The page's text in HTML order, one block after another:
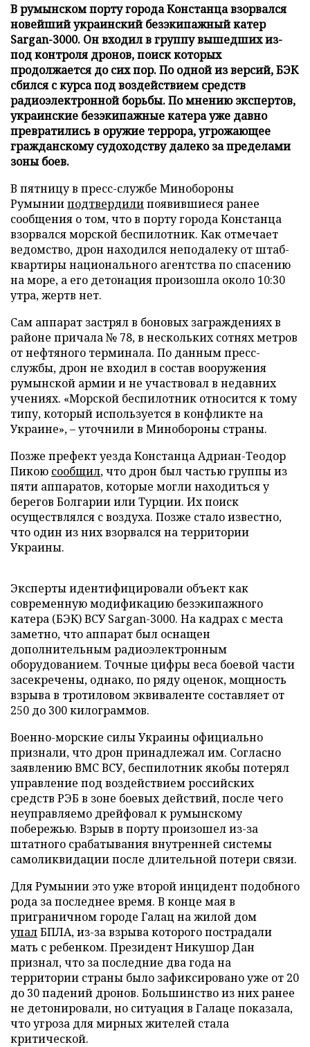
В румынском порту города Констанца взорвался
новейший украинский безэкипажный катер
Sargan-3000. Он входил в группу вышедших из-
под контроля дронов, поиск которых
продолжается до сих пор. По одной из версий, БЭК
сбился с курса под воздействием средств
радиоэлектронной борьбы. По мнению экспертов,
украинские безэкипажные катера уже давно
превратились в оружие террора, угрожающее
гражданскому судоходству далеко за пределами
зоны боев.
В пятницу в пресс-службе Минобороны
Румынииподтвердилипоявившиеся ранее
сообщения о том, что в порту города Констанца
взорвался морской беспилотник. Как отмечает
ведомство, дрон находился неподалеку от штаб-
квартиры национального агентства по спасению
на море, а его детонация произошла около 10:30
утра, жертв нет.
Сам аппарат застрял в боновых заграждениях в
районе причала № 78, в нескольких сотнях метров
от нефтяного терминала. По данным пресс-
службы, дрон не входил в состав вооружения
румынской армии и не участвовал в недавних
учениях. «Морской беспилотник относится к тому
типу, который используется в конфликте на
Украине», – уточнили в Минобороны страны.
Позже префект уезда Констанца Адриан-Теодор
Пикою сообщил, что дрон был частью группы из
пяти аппаратов, которые могли находиться у
берегов Болгарии или Турции. Их поиск
осуществлялся с воздуха. Позже стало известно,
что один из них взорвался на территории
Украины.
Эксперты идентифицировали объект как
современную модификацию безэкипажного
катера (БЭК) ВСУ Sargan-3000. На кадрах с места
заметно, что аппарат был оснащен
дополнительным радиоэлектронным
оборудованием. Точные цифры веса боевой части
засекречены, однако, по ряду оценок, мощность
взрыва в тротиловом эквиваленте составляет от
250 до 300 килограммов.
Военно-морские силы Украины официально
признали, что дрон принадлежал им. Согласно
заявлению ВМС ВСУ, беспилотник якобы потерял
управление под воздействием российских
средств РЭБ в зоне боевых действий, после чего
неуправляемо дрейфовал к румынскому
побережью. Взрыв в порту произошел из-за
штатного срабатывания внутренней системы
самоликвидации после длительной потери связи.
Для Румынии это уже второй инцидент подобного
рода за последнее время. В конце мая в
приграничном городе Галац на жилой дом
упалБПЛА, из-за взрыва которого пострадали
мать с ребенком. Президент Никушор Дан
признал, что за последние два года на
территории страны было зафиксировано уже от 20
до 30 падений дронов. Большинство из них ранее
не детонировали, но ситуация в Галаце показала,
что угроза для мирных жителей стала
критической.